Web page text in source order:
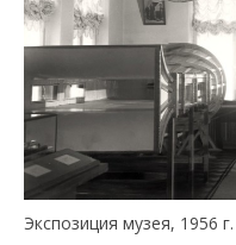
Экспозиция музея, 1956 г.